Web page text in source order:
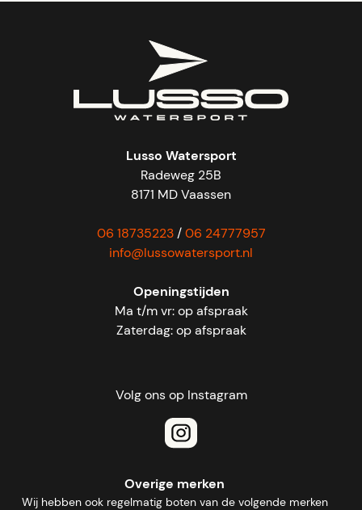
Lusso Watersport
Radeweg 25B
8171 MD Vaassen
06 18735223/06 24777957
info@lussowatersport.nl
Openingstijden
Ma t/m vr: op afspraak
Zaterdag: op afspraak
Volg ons op Instagram
Overige merken
Wij hebben ook regelmatig boten van de volgende merken